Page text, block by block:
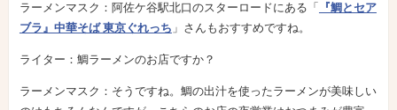
ラーメンマスク：阿佐ケ谷駅北口のスターロードにある「
『鯛とセア
ブラ』中華そば 東京ぐれっち 」さんもおすすめですね。
ライター：鯛ラーメンのお店ですか？
ラーメンマスク：そうですね。鯛の出汁を使ったラーメンが美味しい